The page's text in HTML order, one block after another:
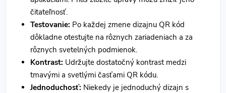
čitateľnosť.
Testovanie: Po každej zmene dizajnu QR kód
dôkladne otestujte na rôznych zariadeniach a za
rôznych svetelných podmienok.
Kontrast: Udržujte dostatočný kontrast medzi
tmavými a svetlými časťami QR kódu.
Jednoduchosť: Niekedy je jednoduchý dizajn s